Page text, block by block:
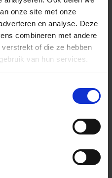
onze site met onze
en analyse. Deze
combineren met andere
of die ze hebben
van hun services.
/ Wandtegel Mat Vlak
57,15 €